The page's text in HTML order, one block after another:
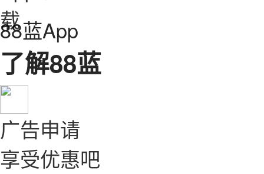
88蓝App
了解88蓝
广告申请
享受优惠吧